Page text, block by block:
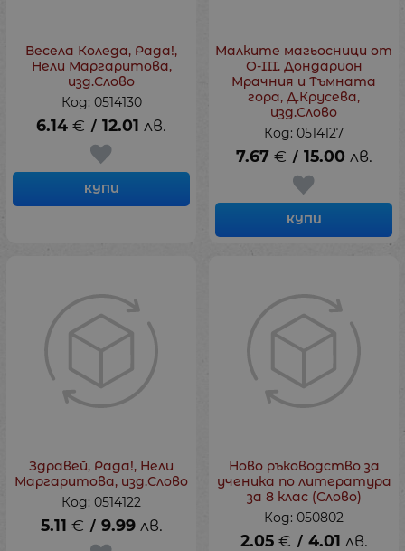
Весела Коледа, Рада!,
Нели Маргаритова,
изд.Слово
Код: 0514130
6.14 € / 12.01 лв.
КУПИ
Малките магьосници от
О-III. Дондарион
Мрачния и Тъмната
гора, Д.Крусева,
изд.Слово
Код: 0514127
7.67 € / 15.00 лв.
КУПИ
Здравей, Рада!, Нели
Маргаритова, изд.Слово
Код: 0514122
5.11 € / 9.99 лв.
Ново ръководство за
ученика по литература
за 8 клас (Слово)
Код: 050802
2.05 € / 4.01 лв.